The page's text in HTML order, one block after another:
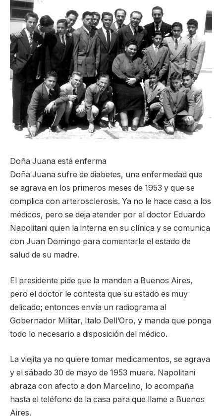
Doña Juana está enferma
Doña Juana sufre de diabetes, una enfermedad que
se agrava en los primeros meses de 1953 y que se
complica con arterosclerosis. Ya no le hace caso a los
médicos, pero se deja atender por el doctor Eduardo
Napolitani quien la interna en su clínica y se comunica
con Juan Domingo para comentarle el estado de
salud de su madre.
El presidente pide que la manden a Buenos Aires,
pero el doctor le contesta que su estado es muy
delicado; entonces envía un radiograma al
Gobernador Militar, Italo Dell’Oro, y manda que ponga
todo lo necesario a disposición del médico.
La viejita ya no quiere tomar medicamentos, se agrava
y el sábado 30 de mayo de 1953 muere. Napolitani
abraza con afecto a don Marcelino, lo acompaña
hasta el teléfono de la casa para que llame a Buenos
Aires.